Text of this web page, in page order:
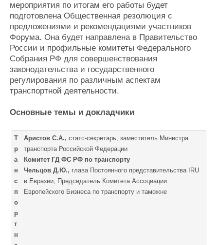
мероприятия по итогам его работы будет
подготовлена Общественная резолюция с
предложениями и рекомендациями участников
Форума. Она будет направлена в Правительство
России и профильные комитеты Федерального
Собрания РФ для совершенствования
законодательства и государственного
регулирования по различным аспектам
транспортной деятельности.
Основные темы и докладчики
Т
р
а
н
с
п
о
р
т
н
Аристов С.А., статс-секретарь, заместитель Министра
транспорта Российской Федерации
Комитет ГД ФС РФ по транспорту
Чельцов Д.Ю., глава Постоянного представительства IRU
в Евразии, Председатель Комитета Ассоциации
Европейского Бизнеса по транспорту и таможне